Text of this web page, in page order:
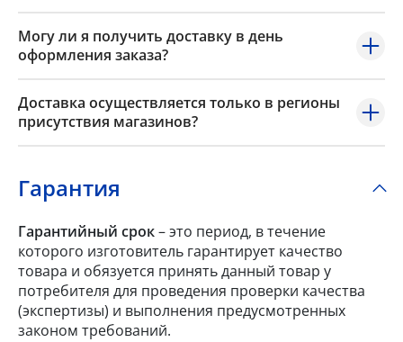
Могу ли я получить доставку в день
оформления заказа?
Доставка осуществляется только в регионы
присутствия магазинов?
Гарантия
Гарантийный срок– это период, в течение
которого изготовитель гарантирует качество
товара и обязуется принять данный товар у
потребителя для проведения проверки качества
(экспертизы) и выполнения предусмотренных
законом требований.